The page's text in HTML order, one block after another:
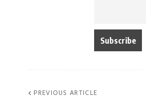
PREVIOUS ARTICLE